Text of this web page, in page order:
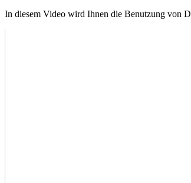
In diesem Video wird Ihnen die Benutzung von